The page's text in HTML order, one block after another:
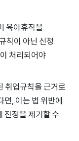
육아휴직을
칙이 아닌 신청
처리되어야
취업규칙을 근거로
면, 이는 법 위반에
진정을 제기할 수